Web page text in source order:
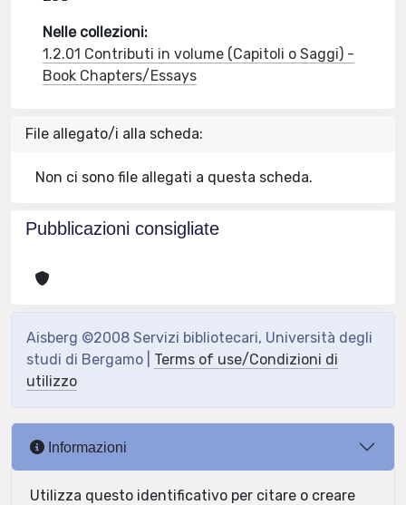
Nelle collezioni:
1.2.01 Contributi in volume (Capitoli o Saggi) -
Book Chapters/Essays
File allegato/i alla scheda:
Non ci sono file allegati a questa scheda.
Pubblicazioni consigliate
Aisberg ©2008 Servizi bibliotecari, Università degli
studi di Bergamo | Terms of use/Condizioni di
utilizzo
Informazioni
Utilizza questo identificativo per citare o creare